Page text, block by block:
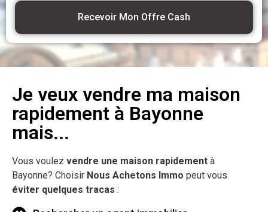
Recevoir Mon Offre Cash
Je veux vendre ma maison
rapidement à Bayonne
mais...
Vous voulez vendre une maison rapidement à
Bayonne? Choisir Nous Achetons Immo peut vous
éviter quelques tracas :